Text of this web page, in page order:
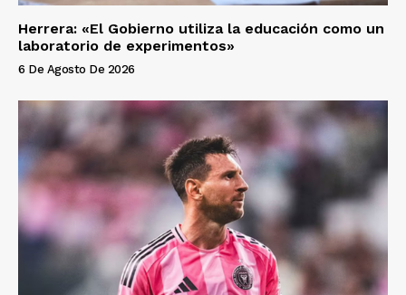
Herrera: «El Gobierno utiliza la educación como un
laboratorio de experimentos»
6 De Agosto De 2026